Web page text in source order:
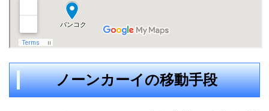
ノーンカーイの移動手段